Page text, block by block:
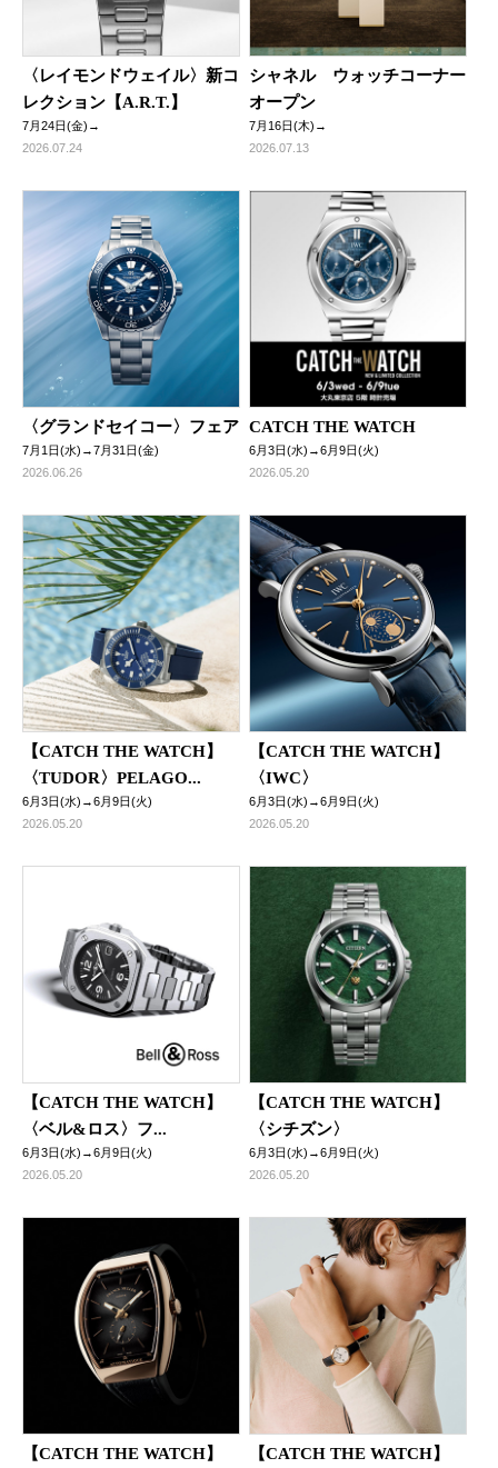
〈レイモンドウェイル〉新コ
レクション【A.R.T.】
7月24日(金)→
2026.07.24
シャネル ウォッチコーナー
オープン
7月16日(木)→
2026.07.13
〈グランドセイコー〉フェア
7月1日(水)→7月31日(金)
2026.06.26
CATCH THE WATCH
6月3日(水)→6月9日(火)
2026.05.20
【CATCH THE WATCH】
〈TUDOR〉PELAGO...
6月3日(水)→6月9日(火)
2026.05.20
【CATCH THE WATCH】
〈IWC〉
6月3日(水)→6月9日(火)
2026.05.20
【CATCH THE WATCH】
〈ベル&ロス〉フ...
6月3日(水)→6月9日(火)
2026.05.20
【CATCH THE WATCH】
〈シチズン〉
6月3日(水)→6月9日(火)
2026.05.20
【CATCH THE WATCH】
【CATCH THE WATCH】